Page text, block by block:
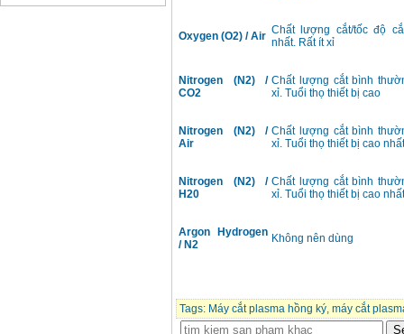
Oxygen (O2) / Air Chất lượng cắt/tốc độ
nhất. Rất ít xỉ
Nitrogen (N2) /
CO2
Chất lượng cắt bình
xỉ. Tuổi thọ thiết bị cao
Nitrogen (N2) /
Air
Chất lượng cắt bình
xỉ. Tuổi thọ thiết bị cao nhất
Nitrogen (N2) /
H20
Chất lượng cắt bình
xỉ. Tuổi thọ thiết bị cao nhất
Argon Hydrogen
/ N2
Không nên dùng
Tags: Máy cắt plasma hồng ký, máy cắt